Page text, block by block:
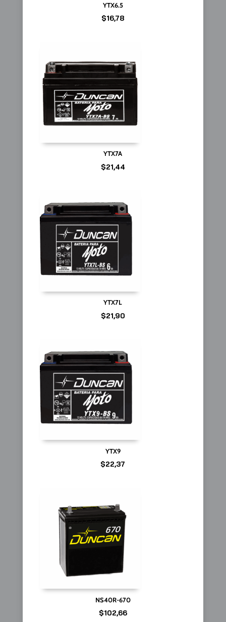
YTX6.5
$16,78
YTX7A
$21,44
YTX7L
$21,90
YTX9
$22,37
NS40R-670
$102,66